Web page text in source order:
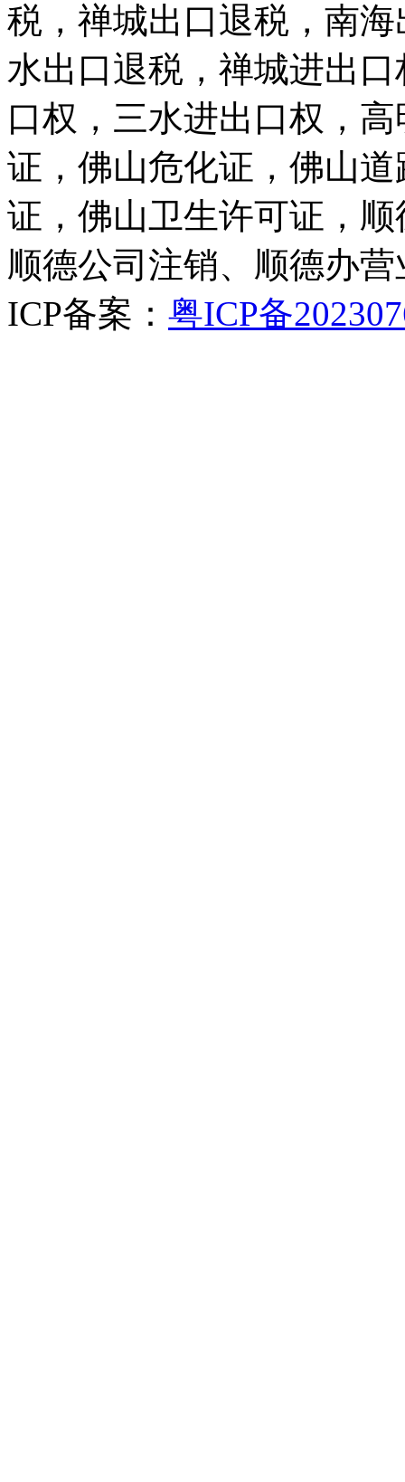
税，禅城出口退税，南
水出口退税，禅城进出
口权，三水进出口权，
证，佛山危化证，佛山
证，佛山卫生许可证，
顺德公司注销、顺德办营
ICP备案： 粤ICP备